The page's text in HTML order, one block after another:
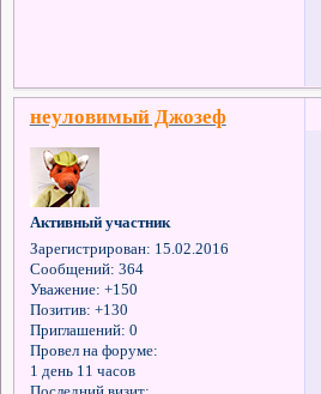
неуловимый Джозеф
Активный участник
Зарегистрирован: 15.02.2016
Сообщений: 364
Уважение: +150
Позитив: +130
Приглашений: 0
Провел на форуме:
1 день 11 часов